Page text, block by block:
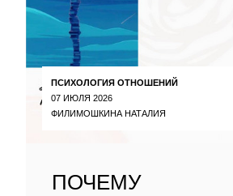
ПСИХОЛОГИЯ ОТНОШЕНИЙ
07 ИЮЛЯ 2026
ФИЛИМОШКИНА НАТАЛИЯ
ПОЧЕМУ